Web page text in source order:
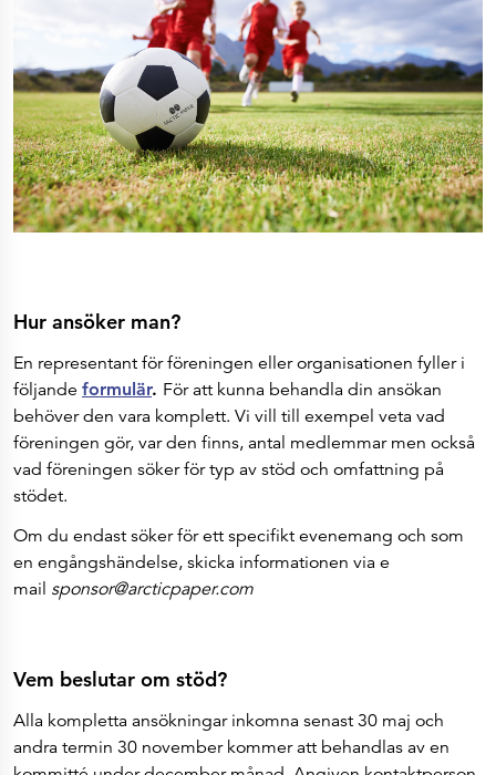
Hur ansöker man?
En representant för föreningen eller organisationen fyller i
följande formulär. För att kunna behandla din ansökan
behöver den vara komplett. Vi vill till exempel veta vad
föreningen gör, var den finns, antal medlemmar men också
vad föreningen söker för typ av stöd och omfattning på
stödet.
Om du endast söker för ett specifikt evenemang och som
en engångshändelse, skicka informationen via e
mail sponsor@arcticpaper.com
Vem beslutar om stöd?
Alla kompletta ansökningar inkomna senast 30 maj och
andra termin 30 november kommer att behandlas av en